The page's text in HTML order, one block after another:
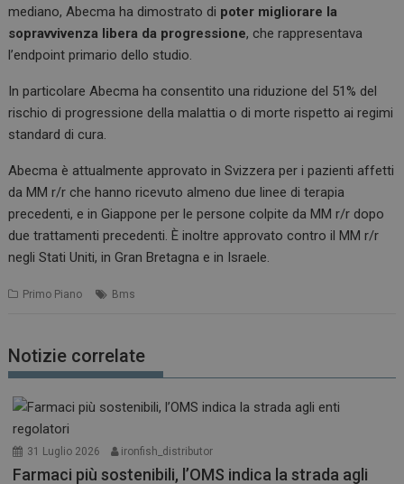
mediano, Abecma ha dimostrato di poter migliorare la
sopravvivenza libera da progressione, che rappresentava
l’endpoint primario dello studio.
In particolare Abecma ha consentito una riduzione del 51% del
rischio di progressione della malattia o di morte rispetto ai regimi
standard di cura.
Abecma è attualmente approvato in Svizzera per i pazienti affetti
da MM r/r che hanno ricevuto almeno due linee di terapia
precedenti, e in Giappone per le persone colpite da MM r/r dopo
due trattamenti precedenti. È inoltre approvato contro il MM r/r
negli Stati Uniti, in Gran Bretagna e in Israele.
Primo Piano Bms
Notizie correlate
31 Luglio 2026 ironfish_distributor
Farmaci più sostenibili, l’OMS indica la strada agli